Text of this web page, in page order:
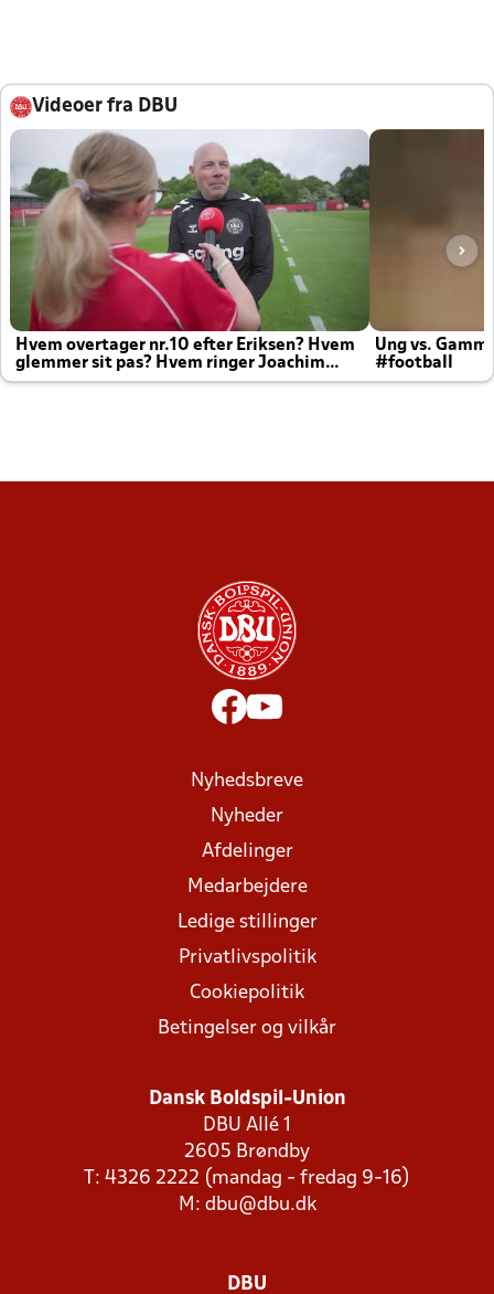
Videoer fra DBU
Hvem overtager nr.10 efter Eriksen? Hvem
glemmer sit pas? Hvem ringer Joachim
altid til efter kampe?
Ung vs.
#football
Nyhedsbreve
Nyheder
Afdelinger
Medarbejdere
Ledige stillinger
Privatlivspolitik
Cookiepolitik
Betingelser og vilkår
Dansk Boldspil-Union
DBU Allé 1
2605 Brøndby
T: 4326 2222 (mandag - fredag 9-16)
M: dbu@dbu.dk
DBU